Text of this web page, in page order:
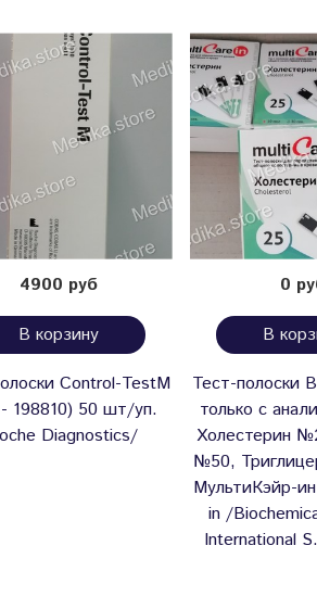
4900 руб
В корзину
Control-TestM
198810) 50 шт/уп.
Diagnostics/
0
В
Тест-
только с
Холестерин
№50,
МультиКэйр-
in /
International